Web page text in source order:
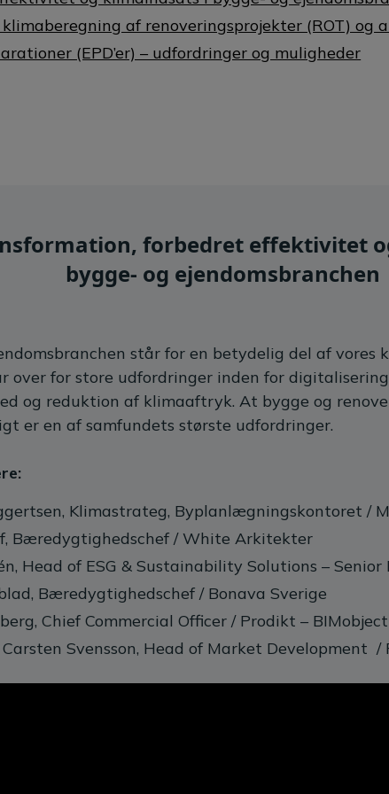
af renoveringsprojekter (ROT) og
(EPD’er) – udfordringer og muligheder
forbedret effektivitet
bygge- og ejendomsbranchen
står for en betydelig del af vores
over for store udfordringer inden for
og reduktion af klimaaftryk. At bygge og
er en af samfundets største udfordringer.
Klimastrateg, Byplanlægningskontoret /
Bæredygtighedschef / White Arkitekter
Head of ESG & Sustainability Solutions – Senior
Bæredygtighedschef / Bonava Sverige
Chief Commercial Officer / Prodikt – BIMobject
Svensson, Head of Market Development /